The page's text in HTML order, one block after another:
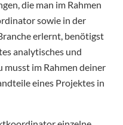
die man im Rahmen
sowie in der
erlernt, benötigst
analytisches und
musst im Rahmen deiner
eines Projektes in